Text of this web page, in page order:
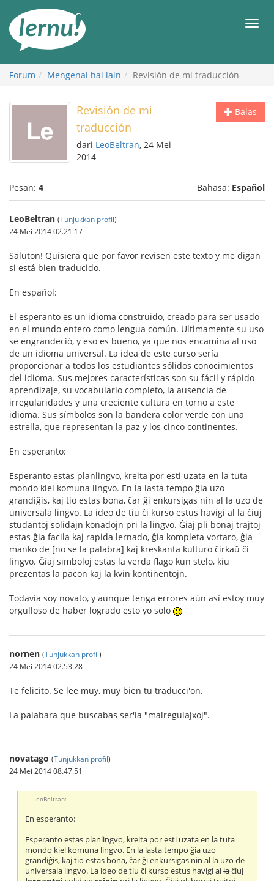
daftar
Forum Mengenai hal lain Revisión de mi traducción
Balas
Revisión de mi
traducción
dari LeoBeltran, 24 Mei
2014
Pesan: 4 Bahasa: Español
LeoBeltran (Tunjukkan profil)
24 Mei 2014 02.21.17
Saluton! Quisiera que por favor revisen este texto y me digan
si está bien traducido.
En español:
El esperanto es un idioma construido, creado para ser usado
en el mundo entero como lengua común. Ultimamente su uso
se engrandeció, y eso es bueno, ya que nos encamina al uso
de un idioma universal. La idea de este curso sería
proporcionar a todos los estudiantes sólidos conocimientos
del idioma. Sus mejores características son su fácil y rápido
aprendizaje, su vocabulario completo, la ausencia de
irregularidades y una creciente cultura en torno a este
idioma. Sus símbolos son la bandera color verde con una
estrella, que representan la paz y los cinco continentes.
En esperanto:
Esperanto estas planlingvo, kreita por esti uzata en la tuta
mondo kiel komuna lingvo. En la lasta tempo ĝia uzo
grandiĝis, kaj tio estas bona, ĉar ĝi enkursigas nin al la uzo de
universala lingvo. La ideo de tiu ĉi kurso estus havigi al la ĉiuj
studantoj solidajn konadojn pri la lingvo. Ĝiaj pli bonaj trajtoj
estas ĝia facila kaj rapida lernado, ĝia kompleta vortaro, ĝia
manko de [no se la palabra] kaj kreskanta kulturo ĉirkaŭ ĉi
lingvo. Ĝiaj simboloj estas la verda flago kun stelo, kiu
prezentas la pacon kaj la kvin kontinentojn.
Todavía soy novato, y aunque tenga errores aún así estoy muy
orgulloso de haber logrado esto yo solo
nornen (Tunjukkan profil)
24 Mei 2014 02.53.28
Te felicito. Se lee muy, muy bien tu traducci'on.
La palabara que buscabas ser'ia "malregulajxoj".
novatago (Tunjukkan profil)
24 Mei 2014 08.47.51
LeoBeltran:
En esperanto:
Esperanto estas planlingvo, kreita por esti uzata en la tuta
mondo kiel komuna lingvo. En la lasta tempo ĝia uzo
grandiĝis, kaj tio estas bona, ĉar ĝi enkursigas nin al la uzo de
universala lingvo. La ideo de tiu ĉi kurso estus havigi allaĉiuj